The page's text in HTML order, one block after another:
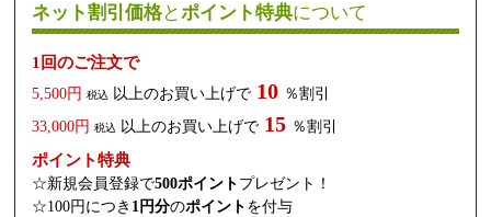
ネット割引価格とポイント特典について
1回のご注文で
5,500円 税込 以上のお買い上げで 10 ％割引
33,000円 税込 以上のお買い上げで 15 ％割引
ポイント特典
☆新規会員登録で500ポイント プレゼント！
☆100円につき 1円分のポイント を付与